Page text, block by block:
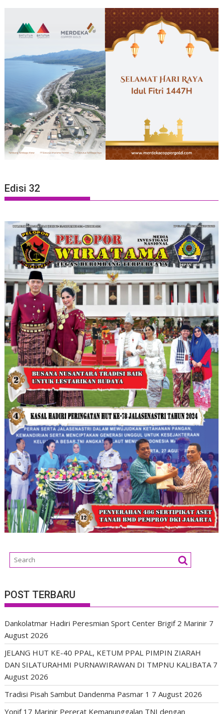
Edisi 32
POST TERBARU
Dankolatmar Hadiri Peresmian Sport Center Brigif 2 Marinir 7
August 2026
JELANG HUT KE-40 PPAL, KETUM PPAL PIMPIN ZIARAH
DAN SILATURAHMI PURNAWIRAWAN DI TMPNU KALIBATA 7
August 2026
Tradisi Pisah Sambut Dandenma Pasmar 1 7 August 2026
Yonif 17 Marinir Pererat Kemanunggalan TNI dengan